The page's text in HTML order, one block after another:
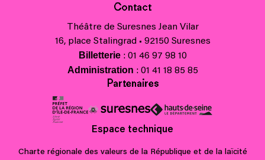
Contact
Théâtre de Suresnes Jean Vilar
16, place Stalingrad • 92150 Suresnes
Billetterie: 01 46 97 98 10
Administration : 01 41 18 85 85
Partenaires
Espace technique
Charte régionale des valeurs de la République et de la laïcité